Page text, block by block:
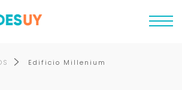
Edificio Millenium